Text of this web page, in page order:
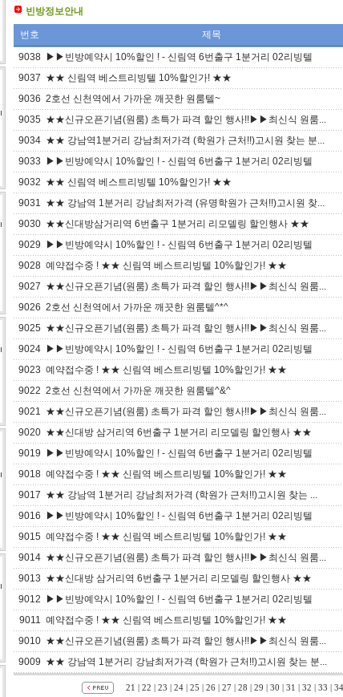
빈방정보안내
번호 제목
9038 ▶▶빈방예약시 10%할인 ! - 신림역 6번출구 1분거리 02리빙텔
9037 ★★ 신림역 베스트리빙텔 10%할인가! ★★
9036 2호선 신천역에서 가까운 깨끗한 원룸텔~
9035 ★★신규오픈기념(원룸) 초특가 파격 할인 행사!!▶▶최신식 원룸...
9034 ★★ 강남역1분거리 강남최저가격 (학원가 근처!!)고시원 찾는 분...
9033
▶▶빈방예약시 10%할인 ! - 신림역 6번출구 1분거리 02리빙텔
9032 ★★ 신림역 베스트리빙텔 10%할인가! ★★
9031 ★★ 강남역 1분거리 강남최저가격 (유명학원가 근처!!)고시원 찾...
9030 ★★신대방삼거리역 6번출구 1분거리 리모델링 할인행사 ★★
9029
▶▶빈방예약시 10%할인 ! - 신림역 6번출구 1분거리 02리빙텔
9028 예약접수중 ! ★★ 신림역 베스트리빙텔 10%할인가! ★★
9027 ★★신규오픈기념(원룸) 초특가 파격 할인 행사!!▶▶최신식 원룸...
9026 2호선 신천역에서 가까운 깨끗한 원룸텔^*^
9025 ★★신규오픈기념(원룸) 초특가 파격 할인 행사!!▶▶최신식 원룸...
9024 ▶▶빈방예약시 10%할인 ! - 신림역 6번출구 1분거리 02리빙텔
9023 예약접수중 ! ★★ 신림역 베스트리빙텔 10%할인가! ★★
9022 2호선 신천역에서 가까운 깨끗한 원룸텔^&^
9021 ★★신규오픈기념(원룸) 초특가 파격 할인 행사!!▶▶최신식 원룸...
9020 ★★신대방 삼거리역 6번출구 1분거리 리모델링 할인행사 ★★
9019
▶▶빈방예약시 10%할인 ! - 신림역 6번출구 1분거리 02리빙텔
9018 예약접수중 ! ★★ 신림역 베스트리빙텔 10%할인가! ★★
9017 ★★ 강남역 1분거리 강남최저가격 (학원가 근처!!)고시원 찾는 ...
9016
▶▶빈방예약시 10%할인 ! - 신림역 6번출구 1분거리 02리빙텔
9015 예약접수중 ! ★★ 신림역 베스트리빙텔 10%할인가! ★★
9014 ★★신규오픈기념(원룸) 초특가 파격 할인 행사!!▶▶최신식 원룸...
9013 ★★신대방 삼거리역 6번출구 1분거리 리모델링 할인행사 ★★
9012
▶▶빈방예약시 10%할인 ! - 신림역 6번출구 1분거리 02리빙텔
9011 예약접수중 ! ★★ 신림역 베스트리빙텔 10%할인가! ★★
9010 ★★신규오픈기념(원룸) 초특가 파격 할인 행사!!▶▶최신식 원룸...
9009 ★★ 강남역 1분거리 강남최저가격 (학원가 근처!!)고시원 찾는 분...
21 22 23 24| 25 26| 27| 28 29 30 31 32 33 34